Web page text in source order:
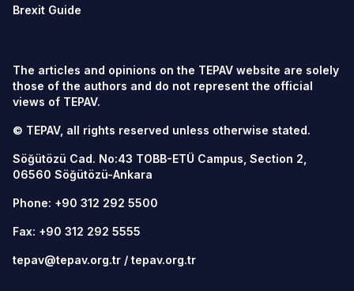
Brexit Guide
The articles and opinions on the TEPAV website are solely
those of the authors and do not represent the official
views of TEPAV.
© TEPAV, all rights reserved unless otherwise stated.
Söğütözü Cad. No:43 TOBB-ETÜ Campus, Section 2,
06560 Söğütözü-Ankara
Phone: +90 312 292 5500
Fax: +90 312 292 5555
tepav@tepav.org.tr / tepav.org.tr